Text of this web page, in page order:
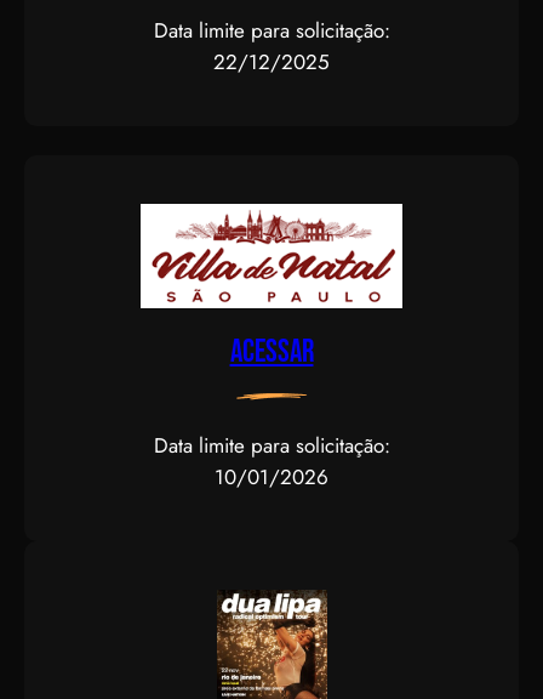
Data limite para solicitação:
22/12/2025
Acessar
Data limite para solicitação:
10/01/2026